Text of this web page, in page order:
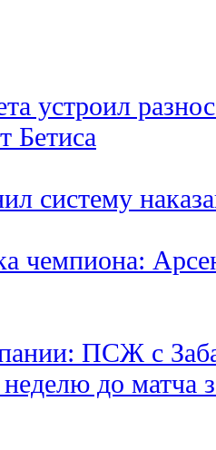
устроил
Бетиса
систему
чемпиона:
ПСЖ с
до матча